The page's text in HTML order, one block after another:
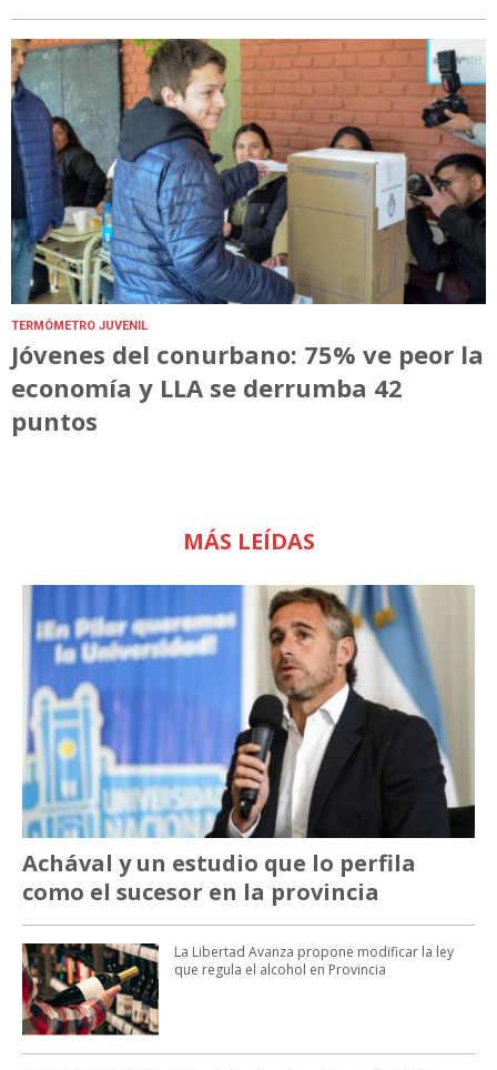
TERMÓMETRO JUVENIL
Jóvenes del conurbano: 75% ve peor la
economía y LLA se derrumba 42
puntos
MÁS LEÍDAS
Achával y un estudio que lo perfila
como el sucesor en la provincia
La Libertad Avanza propone modificar la ley
que regula el alcohol en Provincia